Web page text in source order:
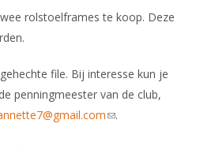
rolstoelframes te koop. Deze
file. Bij interesse kun je
penningmeester van de club,
(link sends e-mail)
.